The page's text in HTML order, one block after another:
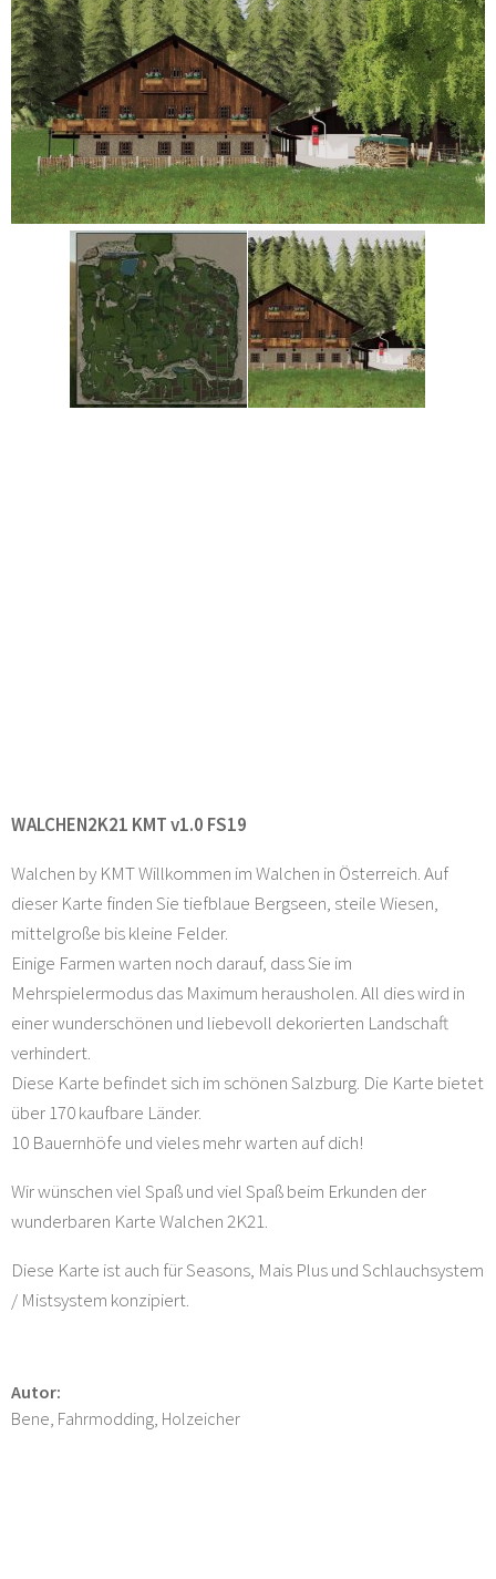
WALCHEN2K21 KMT v1.0 FS19
Walchen by KMT Willkommen im Walchen in Österreich. Auf
dieser Karte finden Sie tiefblaue Bergseen, steile Wiesen,
mittelgroße bis kleine Felder.
Einige Farmen warten noch darauf, dass Sie im
Mehrspielermodus das Maximum herausholen. All dies wird in
einer wunderschönen und liebevoll dekorierten Landschaft
verhindert.
Diese Karte befindet sich im schönen Salzburg. Die Karte bietet
über 170 kaufbare Länder.
10 Bauernhöfe und vieles mehr warten auf dich!
Wir wünschen viel Spaß und viel Spaß beim Erkunden der
wunderbaren Karte Walchen 2K21.
Diese Karte ist auch für Seasons, Mais Plus und Schlauchsystem
/ Mistsystem konzipiert.
Autor:
Bene, Fahrmodding, Holzeicher